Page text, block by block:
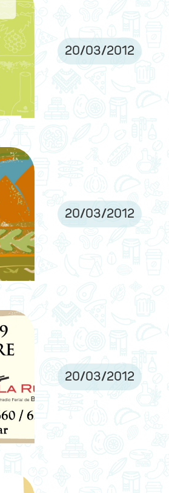
20/03/2012
20/03/2012
20/03/2012